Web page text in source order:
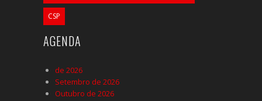
CSP
AGENDA
de 2026
Setembro de 2026
Outubro de 2026